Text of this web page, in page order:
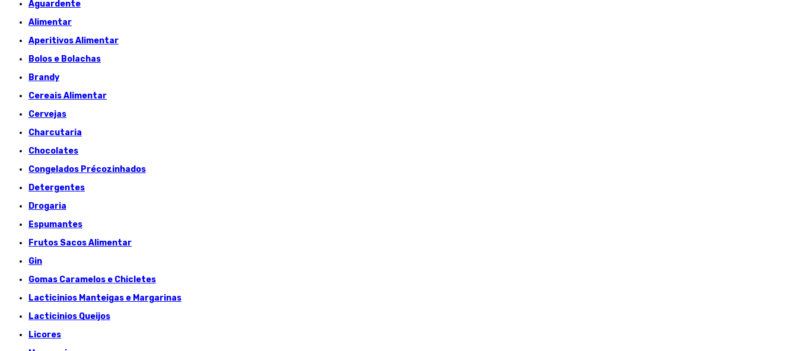
Aguardente
Alimentar
Aperitivos Alimentar
Bolos e Bolachas
Brandy
Cereais Alimentar
Cervejas
Charcutaria
Chocolates
Congelados Précozinhados
Detergentes
Drogaria
Espumantes
Frutos Sacos Alimentar
Gin
Gomas Caramelos e Chicletes
Lacticinios Manteigas e Margarinas
Lacticinios Queijos
Licores